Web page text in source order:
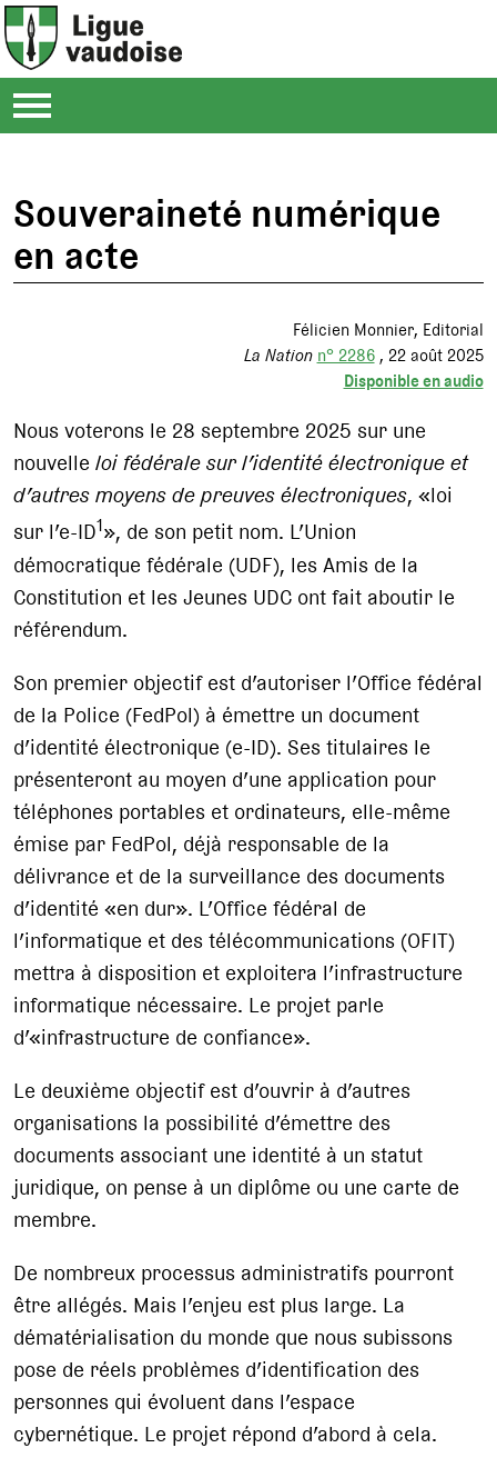
Souveraineté numérique
en acte
Félicien Monnier Editorial
La Nation n° 2286 22 août 2025
Disponible en audio
Nous voterons le 28 septembre 2025 sur une
nouvelleloi fédérale sur l’identité électronique et
d’autres moyens de preuves électroniques, «loi
sur l’e-ID1», de son petit nom. L’Union
démocratique fédérale (UDF), les Amis de la
Constitution et les Jeunes UDC ont fait aboutir le
référendum.
Son premier objectif est d’autoriser l’Office fédéral
de la Police (FedPol) à émettre un document
d’identité électronique (e-ID). Ses titulaires le
présenteront au moyen d’une application pour
téléphones portables et ordinateurs, elle-même
émise par FedPol, déjà responsable de la
délivrance et de la surveillance des documents
d’identité «en dur». L’Office fédéral de
l’informatique et des télécommunications (OFIT)
mettra à disposition et exploitera l’infrastructure
informatique nécessaire. Le projet parle
d’«infrastructure de confiance».
Le deuxième objectif est d’ouvrir à d’autres
organisations la possibilité d’émettre des
documents associant une identité à un statut
juridique, on pense à un diplôme ou une carte de
membre.
De nombreux processus administratifs pourront
être allégés. Mais l’enjeu est plus large. La
dématérialisation du monde que nous subissons
pose de réels problèmes d’identification des
personnes qui évoluent dans l’espace
cybernétique. Le projet répond d’abord à cela.